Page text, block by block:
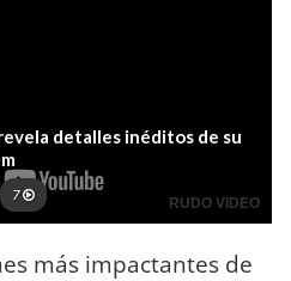
más impactantes de